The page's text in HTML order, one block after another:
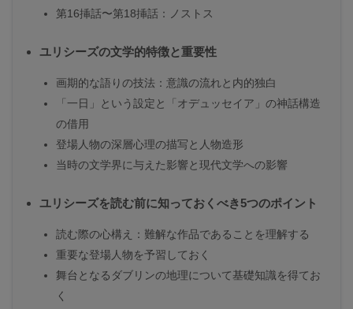
第16挿話〜第18挿話：ノストス
ユリシーズの文学的特徴と重要性
画期的な語りの技法：意識の流れと内的独白
「一日」という設定と「オデュッセイア」の神話構造
の借用
登場人物の深層心理の描写と人物造形
当時の文学界に与えた影響と現代文学への影響
ユリシーズを読む前に知っておくべき5つのポイント
読む際の心構え：難解な作品であることを理解する
重要な登場人物を予習しておく
舞台となるダブリンの地理について基礎知識を得てお
く